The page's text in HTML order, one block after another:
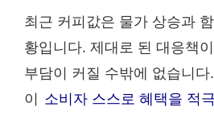
최근 커피값은 물가 상승과
황입니다. 제대로 된 대응책
부담이 커질 수밖에 없습니
이 소비자 스스로 혜택을 적